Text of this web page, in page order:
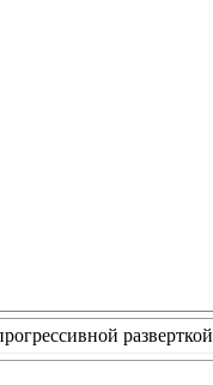
разверткой